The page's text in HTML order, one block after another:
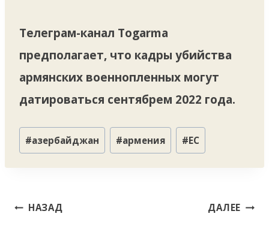
Телеграм-канал Togarma
предполагает, что кадры убийства
армянских военнопленных могут
датироваться сентябрем 2022 года.
Метки
записи:
#азербайджан #армения #ЕС
Навигация
НАЗАД ДАЛЕЕ